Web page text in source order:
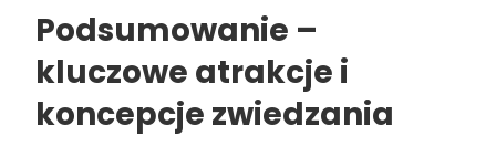
Podsumowanie –
kluczowe atrakcje i
koncepcje zwiedzania